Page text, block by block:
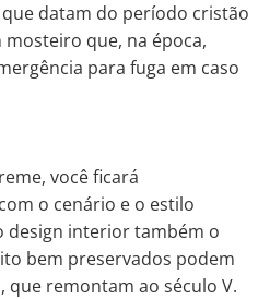
datam do período cristão
que, na época,
para fuga em caso
você ficará
o cenário e o estilo
design interior também o
bem preservados podem
que remontam ao século V.